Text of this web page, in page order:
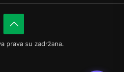
prava su zadržana.